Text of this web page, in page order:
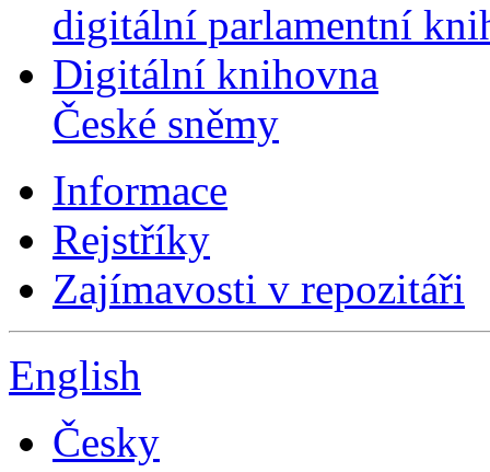
digitální parlamentní
Digitální knihovna
České sněmy
Informace
Rejstříky
Zajímavosti v repozitáři
English
Česky